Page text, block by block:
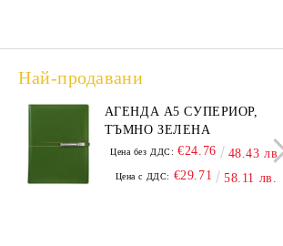
Най-продавани
АГЕНДА А5 СУПЕРИОР,
ТЪМНО ЗЕЛЕНА
Цена без ДДС: €24.76 48.43 лв.
Цена с ДДС: €29.71 58.11 лв.